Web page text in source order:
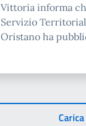
Vittoria informa
Servizio
Oristano ha